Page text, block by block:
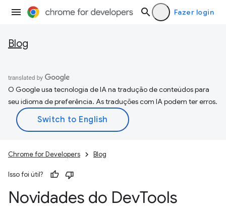
Fazer login
Blog
O Google usa tecnologia de IA na tradução de conteúdos para
seu idioma de preferência. As traduções com IA podem ter erros.
Chrome for Developers Blog
Isso foi útil?
Novidades do DevTools